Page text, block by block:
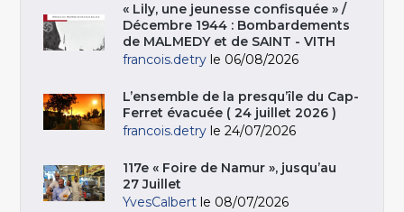
« Lily, une jeunesse confisquée » /
Décembre 1944 : Bombardements
de MALMEDY et de SAINT - VITH
francois.detry le 06/08/2026
L’ensemble de la presqu’île du Cap-
Ferret évacuée ( 24 juillet 2026 )
francois.detry le 24/07/2026
117e « Foire de Namur », jusqu’au
27 Juillet
YvesCalbert le 08/07/2026